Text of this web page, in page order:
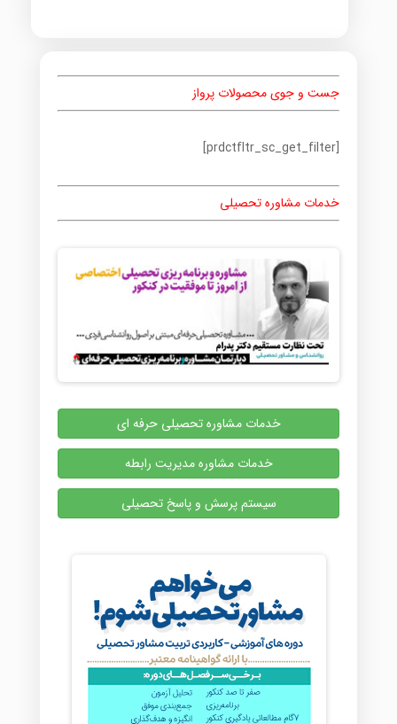
جست و جوی محصولات پرواز
[prdctfltr_sc_get_filter]
خدمات مشاوره تحصیلی
خدمات مشاوره تحصیلی حرفه ای
خدمات مشاوره مدیریت رابطه
سیستم پرسش و پاسخ تحصیلی